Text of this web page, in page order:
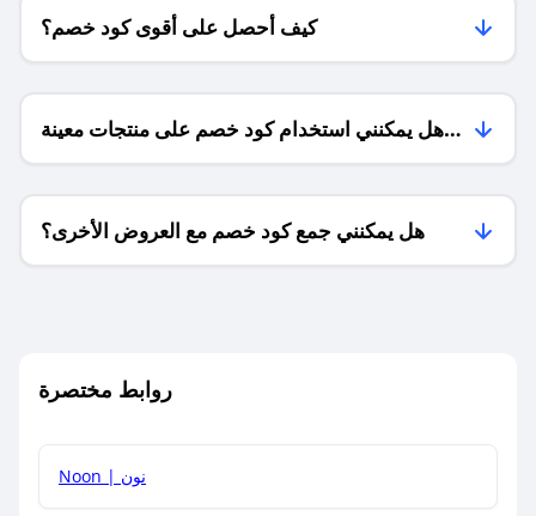
كيف أحصل على أقوى كود خصم؟
هل يمكنني استخدام كود خصم على منتجات معينة
فقط؟
هل يمكنني جمع كود خصم مع العروض الأخرى؟
روابط مختصرة
Noon | نون